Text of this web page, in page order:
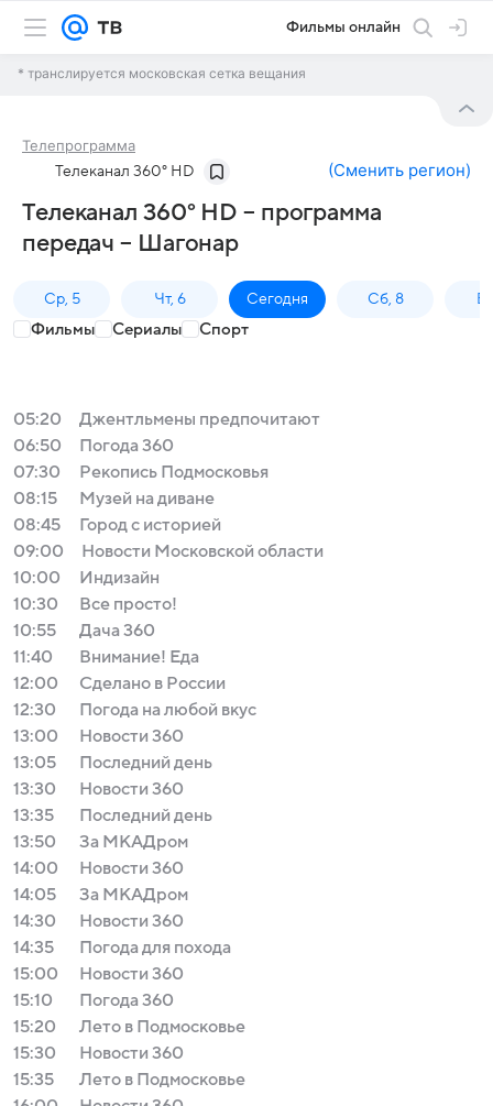
Фильмы онлайн
* транслируется московская сетка вещания
Телепрограмма
Телеканал 360° HD (Сменить регион)
Телеканал 360° HD – программа
передач – Шагонар
Ср, 5 Чт, 6 Сегодня Сб, 8
Фильмы Сериалы Спорт
05:20
Джентльмены предпочитают
06:50
Погода 360
07:30
Рекопись Подмосковья
08:15
Музей на диване
08:45
Город с историей
09:00
Новости Московской области
10:00
Индизайн
10:30
Все просто!
10:55
Дача 360
11:40
Внимание! Еда
12:00
Сделано в России
12:30
Погода на любой вкус
13:00
Новости 360
13:05
Последний день
13:30
Новости 360
13:35
Последний день
13:50
За МКАДром
14:00
Новости 360
14:05
За МКАДром
14:30
Новости 360
14:35
Погода для похода
15:00
Новости 360
15:10
Погода 360
15:20
Лето в Подмосковье
15:30
Новости 360
15:35
Лето в Подмосковье